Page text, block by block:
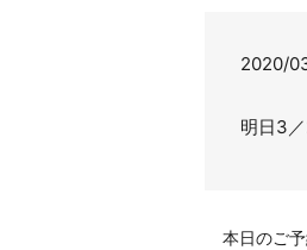
2020/
明日3
本日のご